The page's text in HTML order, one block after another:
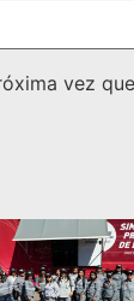
vez
notícia